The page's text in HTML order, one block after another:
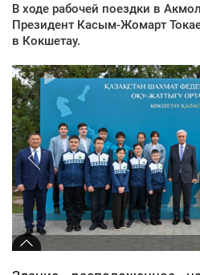
В ходе рабочей поездки в
Президент Касым-Жомарт
в Кокшетау.